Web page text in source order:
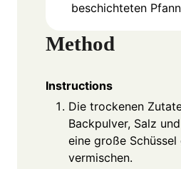
beschichteten
Method
Instructions
Die trockenen
Backpulver, Salz
eine große Schüssel
vermischen.